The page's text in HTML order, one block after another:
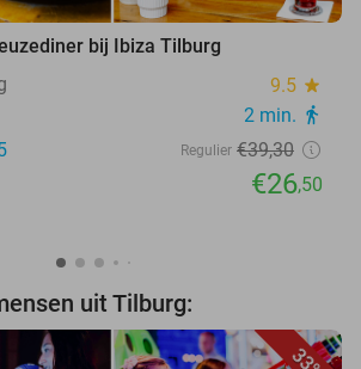
bij Ibiza Tilburg
9.5 star
2 min. directions_walk
Regulier €39,30
€26,50
uit Tilburg: